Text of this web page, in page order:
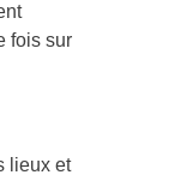
fois sur
lieux et